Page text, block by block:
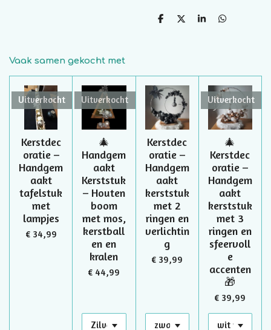
D
D
S
D
Vaak samen gekocht met
Uitverkocht
Kerstdec
oratie –
Handgem
aakt
tafelstuk
met
lampjes
€ 34,99
Uitverkocht
🎄
Handgem
aakt
Kerststuk
– Houten
boom
met mos,
kerstball
en en
kralen
€ 44,99
Kerstdec
oratie –
Handgem
aakt
kerststuk
met 2
ringen en
verlichtin
g
€ 39,99
Uitverkocht
🎄
Kerstdec
oratie –
Handgem
aakt
kerststuk
met 3
ringen en
sfeervoll
e
accenten
🎁
€ 39,99